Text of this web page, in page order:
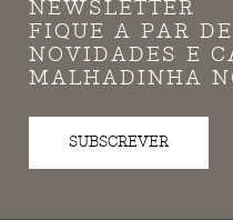
NEWSLETTER
FIQUE A PAR
NOVIDADES E
MALHADINHA
SUBSCREVER